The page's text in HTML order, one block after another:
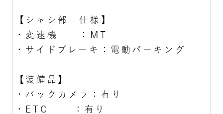
【シャシ部 仕様】
・変速機 ：MT
・サイドブレーキ：電動パーキング
【装備品】
・バックカメラ：有り
・ETC ：有り